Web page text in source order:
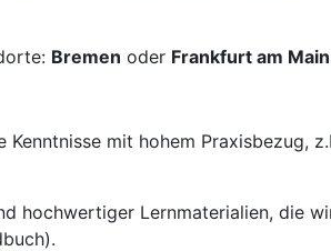
Bremen oder Frankfurt am
mit hohem Praxisbezug,
hochwertiger Lernmaterialien, die